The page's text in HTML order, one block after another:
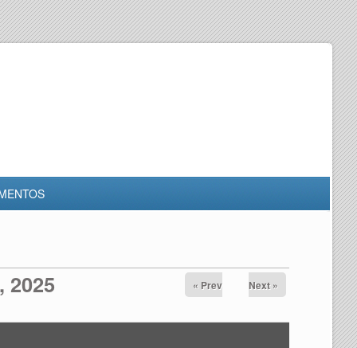
2025 « Prev Next »